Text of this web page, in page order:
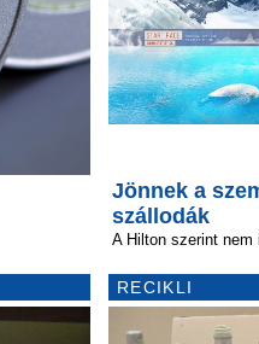
Jönnek a
szállodák
A Hilton szerint nem
RECIKLI